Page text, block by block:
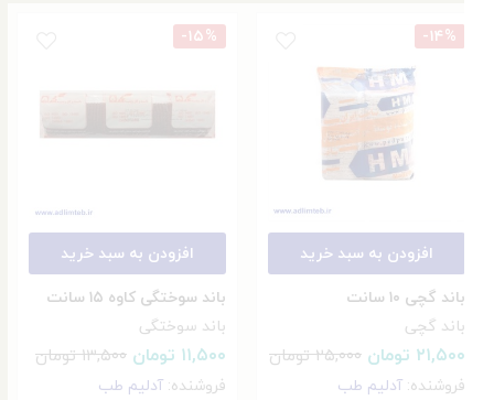
افزودن به سبد خرید
-۱۴%
باند گچی ۱۰ سانت
باند گچی
۲۱,۵۰۰ تومان۲۵,۰۰۰تومان
فروشنده:آدلیم طب
افزودن به سبد خرید
-۱۵%
باند سوختگی کاوه ۱۵ سانت
باند سوختگی
۱۱,۵۰۰ تومان۱۳,۵۰۰تومان
فروشنده:آدلیم طب